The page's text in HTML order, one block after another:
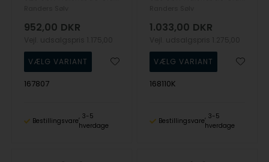
952,00 DKR
167807
Bestillingsvare
3-5
hverdage
1.033,00 DKR
168110K
Bestillingsvare
3-5
hverdage